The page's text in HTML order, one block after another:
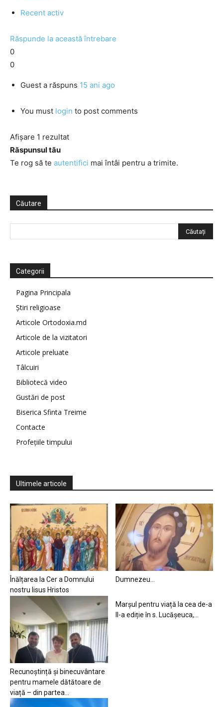
Recent activ
Răspunde la această întrebare
0
0
Guest a răspuns 15 ani ago
You must login to post comments
Afișare 1 rezultat
Răspunsul tău
Te rog să te autentifici mai întâi pentru a trimite.
Căutare
Categorii
Pagina Principala
Știri religioase
Articole Ortodoxia.md
Articole de la vizitatori
Articole preluate
Tâlcuiri
Bibliotecă video
Gustări de post
Biserica Sfinta Treime
Contacte
Profețiile timpului
Ultimele articole
Înălțarea la Cer a Domnului
nostru Iisus Hristos
Dumnezeu…
Recunoștință și binecuvântare
pentru mamele dătătoare de
viață – din partea...
Marșul pentru viață la cea de-a
II-a ediție în s. Lucășeuca,...